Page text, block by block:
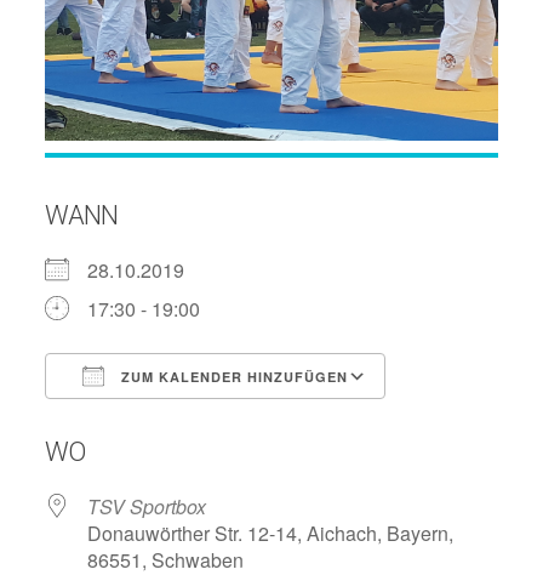
WANN
28.10.2019
17:30 - 19:00
ZUM KALENDER HINZUFÜGEN
WO
TSV Sportbox
Donauwörther Str. 12-14, Aichach, Bayern,
86551, Schwaben